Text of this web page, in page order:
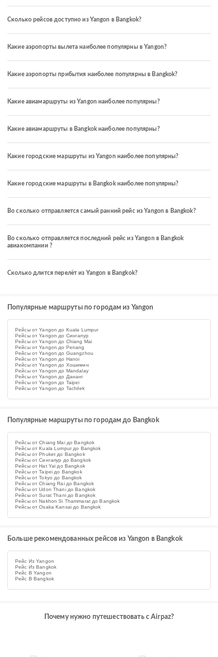
Сколько рейсов доступно из Yangon в Bangkok?
Какие аэропорты вылета наиболее популярны в Yangon?
Какие аэропорты прибытия наиболее популярны в Bangkok?
Какие авиамаршруты из Yangon наиболее популярны?
Какие авиамаршруты в Bangkok наиболее популярны?
Какие городские маршруты из Yangon наиболее популярны?
Какие городские маршруты в Bangkok наиболее популярны?
Во сколько отправляется самый ранний рейс из Yangon в Bangkok?
Во сколько отправляется последний рейс из Yangon в Bangkok
авиакомпании ?
Сколько длится перелёт из Yangon в Bangkok?
Популярные маршруты по городам из Yangon
Рейсы от Yangon до Kuala Lumpur
Рейсы от Yangon до Сингапур
Рейсы от Yangon до Chiang Mai
Рейсы от Yangon до Penang
Рейсы от Yangon до Guangzhou
Рейсы от Yangon до Hanoi
Рейсы от Yangon до Хошимин
Рейсы от Yangon до Mandalay
Рейсы от Yangon до Дананг
Рейсы от Yangon до Taipei
Рейсы от Yangon до Tachilek
Популярные маршруты по городам до Bangkok
Рейсы от Chiang Mai до Bangkok
Рейсы от Kuala Lumpur до Bangkok
Рейсы от Phuket до Bangkok
Рейсы от Сингапур до Bangkok
Рейсы от Hat Yai до Bangkok
Рейсы от Taipei до Bangkok
Рейсы от Tokyo до Bangkok
Рейсы от Chiang Rai до Bangkok
Рейсы от Udon Thani до Bangkok
Рейсы от Surat Thani до Bangkok
Рейсы от Nakhon Si Thammarat до Bangkok
Рейсы от Osaka Kansai до Bangkok
Больше рекомендованных рейсов из Yangon в Bangkok
Рейс Из Yangon
Рейс Из Bangkok
Рейс В Yangon
Рейс В Bangkok
Почему нужно путешествовать с Airpaz?